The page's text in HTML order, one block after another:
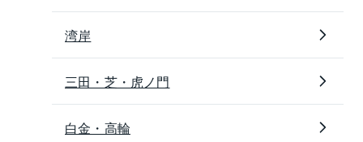
湾岸
三田・芝・虎ノ門
白金・高輪